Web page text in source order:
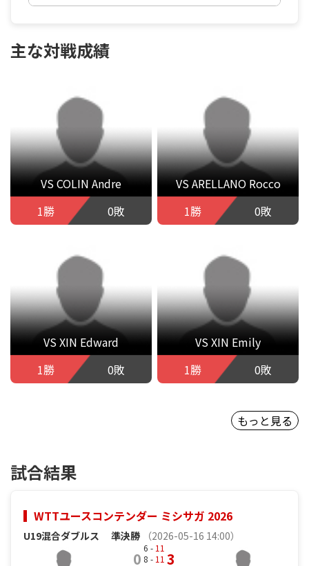
主な対戦成績
VS COLIN Andre
1勝
0敗
VS ARELLANO Rocco
1勝
0敗
VS XIN Edward
1勝
0敗
VS XIN Emily
1勝
0敗
もっと見る
試合結果
WTTユースコンテンダー ミシサガ 2026
U19混合ダブルス 準決勝 （2026-05-16 14:00）
0
6 - 11
8 - 11 3